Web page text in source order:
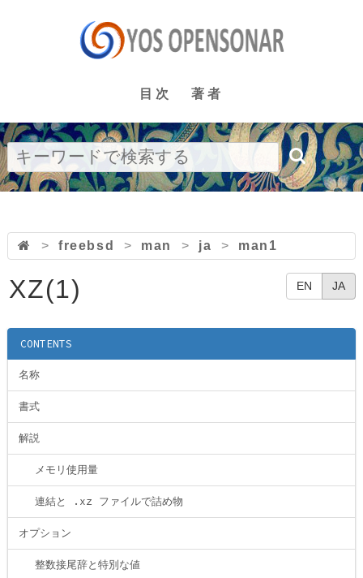
目次 著者
> freebsd > man > ja > man1
EN JA
XZ(1)
CONTENTS
名称
書式
解説
メモリ使用量
連結と .xz ファイルで詰め物
オプション
整数接尾辞と特別な値